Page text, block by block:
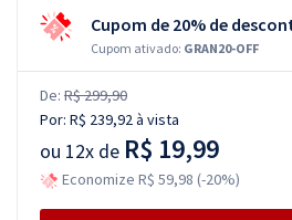
Cupom de 20% de
Cupom ativado: GRAN20-OFF
De: R$ 299,90
Por: R$ 239,92à vista
ou 12x de R$ 19,99
Economize R$ 59,98 (-20%)